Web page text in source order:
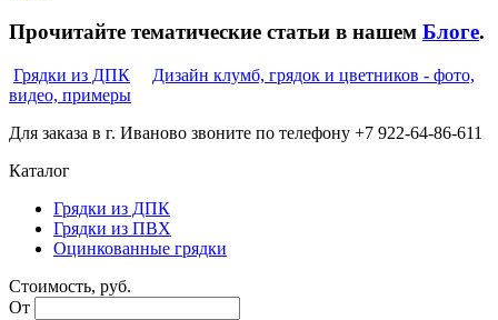
Прочитайте тематические статьи в нашем Блоге.
Грядки из ДПК
Дизайн клумб, грядок и цветников - фото,
видео, примеры
Для заказа в г. Иваново звоните по телефону +7 922-64-86-611
Каталог
Грядки из ДПК
Грядки из ПВХ
Оцинкованные грядки
Стоимость, руб.
От